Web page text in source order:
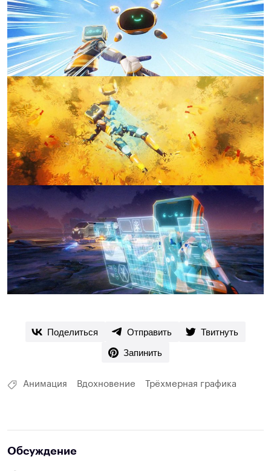
Поделиться Отправить
Твитнуть
Запинить
Анимация Вдохновение Трёхмерная графика
Обсуждение